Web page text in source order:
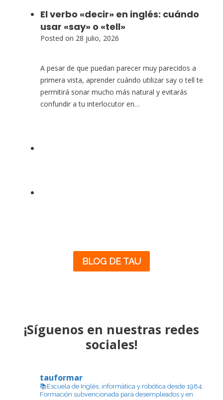
El verbo «decir» en inglés: cuándo
usar «say» o «tell»
Posted on 28 julio, 2026
A pesar de que puedan parecer muy parecidos a
primera vista, aprender cuándo utilizar say o tell te
permitirá sonar mucho más natural y evitarás
confundir a tu interlocutor en…
BLOG DE TAU
¡Síguenos en nuestras redes
sociales!
tauformar
📚Escuela de Inglés, informática y robótica desde 1984.
Formación subvencionada para desempleados y en